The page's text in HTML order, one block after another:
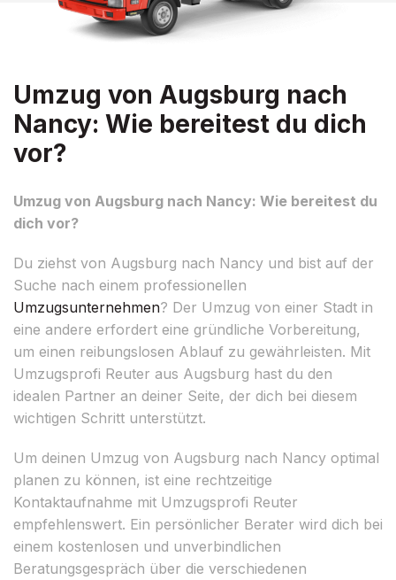
Umzug von Augsburg nach
Nancy: Wie bereitest du dich
vor?
Umzug von Augsburg nach Nancy: Wie bereitest du
dich vor?
Du ziehst von Augsburg nach Nancy und bist auf der
Suche nach einem professionellen
Umzugsunternehmen? Der Umzug von einer Stadt in
eine andere erfordert eine gründliche Vorbereitung,
um einen reibungslosen Ablauf zu gewährleisten. Mit
Umzugsprofi Reuter aus Augsburg hast du den
idealen Partner an deiner Seite, der dich bei diesem
wichtigen Schritt unterstützt.
Um deinen Umzug von Augsburg nach Nancy optimal
planen zu können, ist eine rechtzeitige
Kontaktaufnahme mit Umzugsprofi Reuter
empfehlenswert. Ein persönlicher Berater wird dich bei
einem kostenlosen und unverbindlichen
Beratungsgespräch über die verschiedenen